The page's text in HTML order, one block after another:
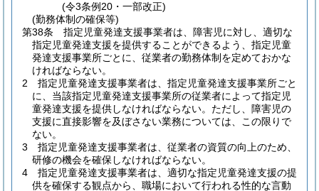
(令3条例20・一部改正)
(勤務体制の確保等)
第38条
指定児童発達支援事業者は、障害児に対し、適切な
指定児童発達支援を提供することができるよう、指定児童
発達支援事業所ごとに、従業者の勤務体制を定めておかな
ければならない。
2
指定児童発達支援事業者は、指定児童発達支援事業所ごと
に、当該指定児童発達支援事業所の従業者によって指定児
童発達支援を提供しなければならない。 ただし、障害児の
支援に直接影響を及ぼさない業務については、この限りで
ない。
3
指定児童発達支援事業者は、従業者の資質の向上のため、
研修の機会を確保しなければならない。
4
指定児童発達支援事業者は、適切な指定児童発達支援の提
供を確保する観点から、職場において行われる性的な言動